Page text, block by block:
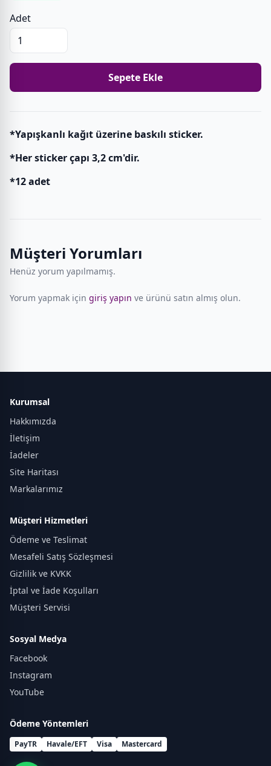
Adet
Sepete Ekle
*Yapışkanlı kağıt üzerine baskılı sticker.
*Her sticker çapı 3,2 cm'dir.
*12 adet
Müşteri Yorumları
Henüz yorum yapılmamış.
Yorum yapmak için giriş yapın ve ürünü satın almış olun.
Kurumsal
Hakkımızda
İletişim
İadeler
Site Haritası
Markalarımız
Müşteri Hizmetleri
Ödeme ve Teslimat
Mesafeli Satış Sözleşmesi
Gizlilik ve KVKK
İptal ve İade Koşulları
Müşteri Servisi
Sosyal Medya
Facebook
Instagram
YouTube
Ödeme Yöntemleri
PayTR Havale/EFT Visa Mastercard